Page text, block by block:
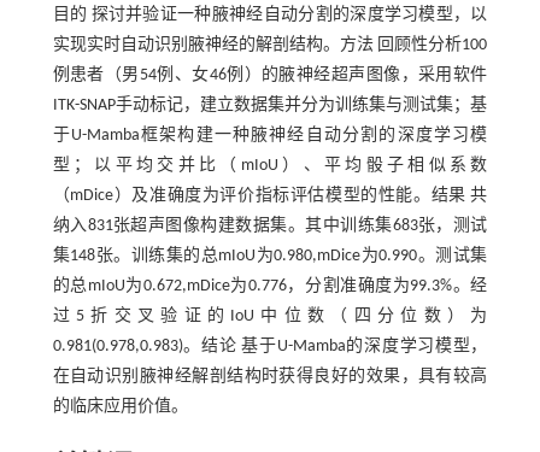
目的 探讨并验证一种腋神经自动分割的深度学习模型，以
实现实时自动识别腋神经的解剖结构。方法 回顾性分析100
例患者（男54例、女46例）的腋神经超声图像，采用软件
ITK-SNAP手动标记，建立数据集并分为训练集与测试集；基
于U-Mamba框架构建一种腋神经自动分割的深度学习模
型；以平均交并比（mIoU）、平均骰子相似系数
（mDice）及准确度为评价指标评估模型的性能。结果 共
纳入831张超声图像构建数据集。其中训练集683张，测试
集148张。训练集的总mIoU为0.980,mDice为0.990。测试集
的总mIoU为0.672,mDice为0.776，分割准确度为99.3%。经
过5折交叉验证的IoU中位数（四分位数）为
0.981(0.978,0.983)。结论 基于U-Mamba的深度学习模型，
在自动识别腋神经解剖结构时获得良好的效果，具有较高
的临床应用价值。